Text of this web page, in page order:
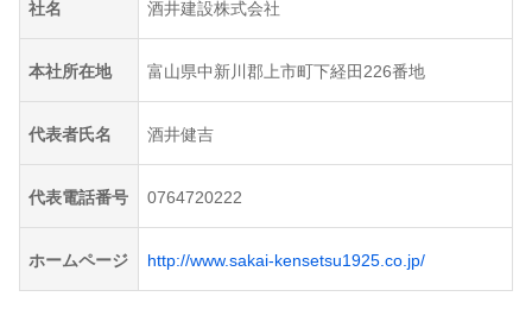
社名 酒井建設株式会社
本社所在地 富山県中新川郡上市町下経田226番地
代表者氏名 酒井健吉
代表電話番号 0764720222
ホームページ http://www.sakai-kensetsu1925.co.jp/